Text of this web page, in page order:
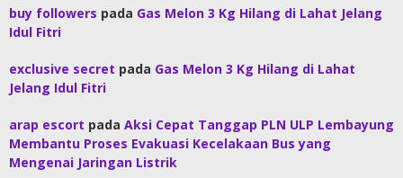
buy followers pada Gas Melon 3 Kg Hilang di Lahat Jelang
Idul Fitri
exclusive secret pada Gas Melon 3 Kg Hilang di Lahat
Jelang Idul Fitri
arap escort pada Aksi Cepat Tanggap PLN ULP Lembayung
Membantu Proses Evakuasi Kecelakaan Bus yang
Mengenai Jaringan Listrik